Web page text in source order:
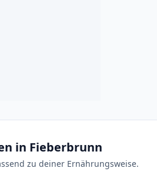
in Fieberbrunn
zu deiner Ernährungsweise.